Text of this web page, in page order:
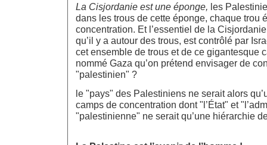
La Cisjordanie est une éponge, les
dans les trous de cette éponge, chaque trou
concentration. Et l’essentiel de la
qu’il y a autour des trous, est contrôlé par
cet ensemble de trous et de ce gigantesque
nommé Gaza qu’on prétend envisager de
"palestinien" ?
le "pays" des Palestiniens ne serait alors
camps de concentration dont "l’État" et
"palestinienne" ne serait qu’une hiérarchie